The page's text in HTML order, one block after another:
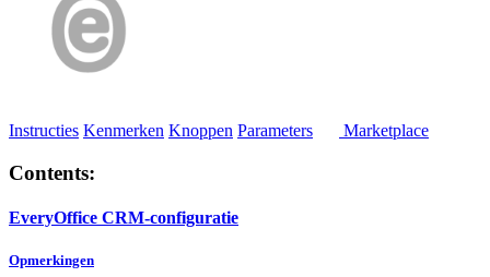
Instructies Kenmerken Knoppen Parameters Marketplace
Contents:
EveryOffice CRM-configuratie
Opmerkingen